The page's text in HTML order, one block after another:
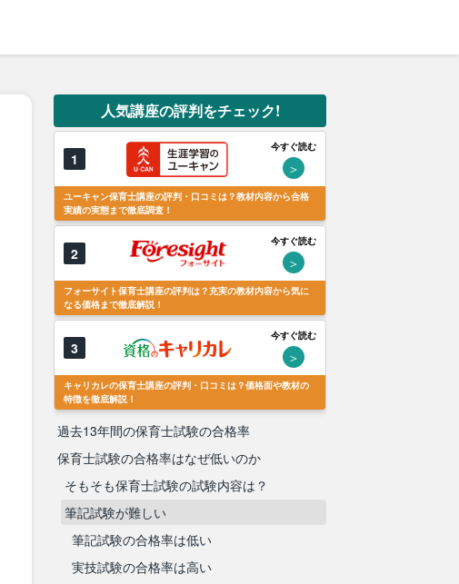
人気講座の評判をチェック!
1
今すぐ読む
＞
ユーキャン保育士講座の評判・口コミは？教材内容から合格
実績の実態まで徹底調査！
2
今すぐ読む
＞
フォーサイト保育士講座の評判は？充実の教材内容から気に
なる価格まで徹底解説！
3
今すぐ読む
＞
キャリカレの保育士講座の評判・口コミは？価格面や教材の
特徴を徹底解説！
過去13年間の保育士試験の合格率
保育士試験の合格率はなぜ低いのか
そもそも保育士試験の試験内容は？
筆記試験が難しい
筆記試験の合格率は低い
実技試験の合格率は高い